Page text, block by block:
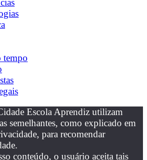
tempo
Escola Aprendiz utilizam
semelhantes, como explicado em
para recomendar
conteúdo, o usuário aceita tais